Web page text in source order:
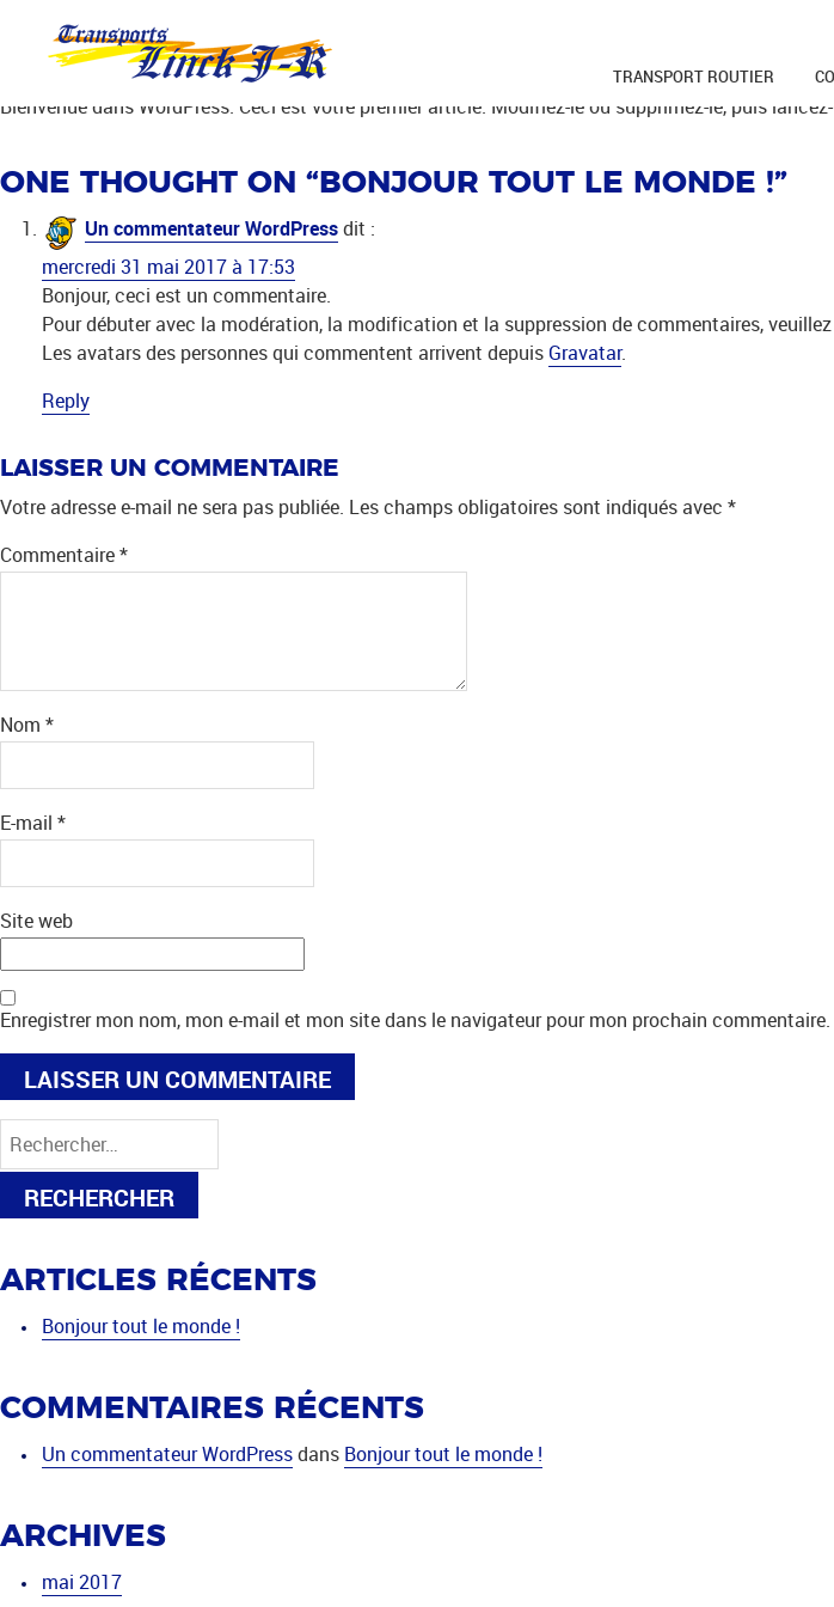
directement
TRANSPORT ROUTIER
BONJOUR TOUT LE MONDE !
mercredi 31 mai 2017byMichel SCHEFFLER
Bienvenue dans WordPress. Ceci est votre premier article. Modifiez-le ou supprimez-le, puis
ONE THOUGHT ON “ BONJOUR TOUT LE MONDE !”
Un commentateur WordPressdit :
mercredi 31 mai 2017 à 17:53
Bonjour, ceci est un commentaire.
Pour débuter avec la modération, la modification et la suppression de commentaires,
Les avatars des personnes qui commentent arrivent depuis Gravatar.
Reply
LAISSER UN COMMENTAIRE
Votre adresse e-mail ne sera pas publiée. Les champs obligatoires sont indiqués avec *
Commentaire*
Nom *
E-mail *
Site web
Enregistrer mon nom, mon e-mail et mon site dans le navigateur pour mon prochain commentaire.
Rechercher :
ARTICLES RÉCENTS
Bonjour tout le monde !
COMMENTAIRES RÉCENTS
Un commentateur WordPressdans Bonjour tout le monde !
ARCHIVES
mai 2017